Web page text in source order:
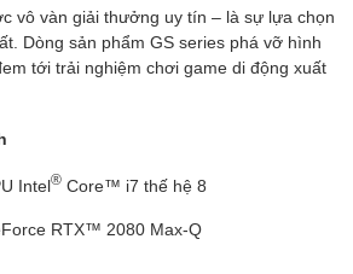
vô vàn giải thưởng uy tín – là sự lựa chọn
Dòng sản phẩm GS series phá vỡ hình
tới trải nghiệm chơi game di động xuất
Intel® Core™ i7 thế hệ 8
RTX™ 2080 Max-Q